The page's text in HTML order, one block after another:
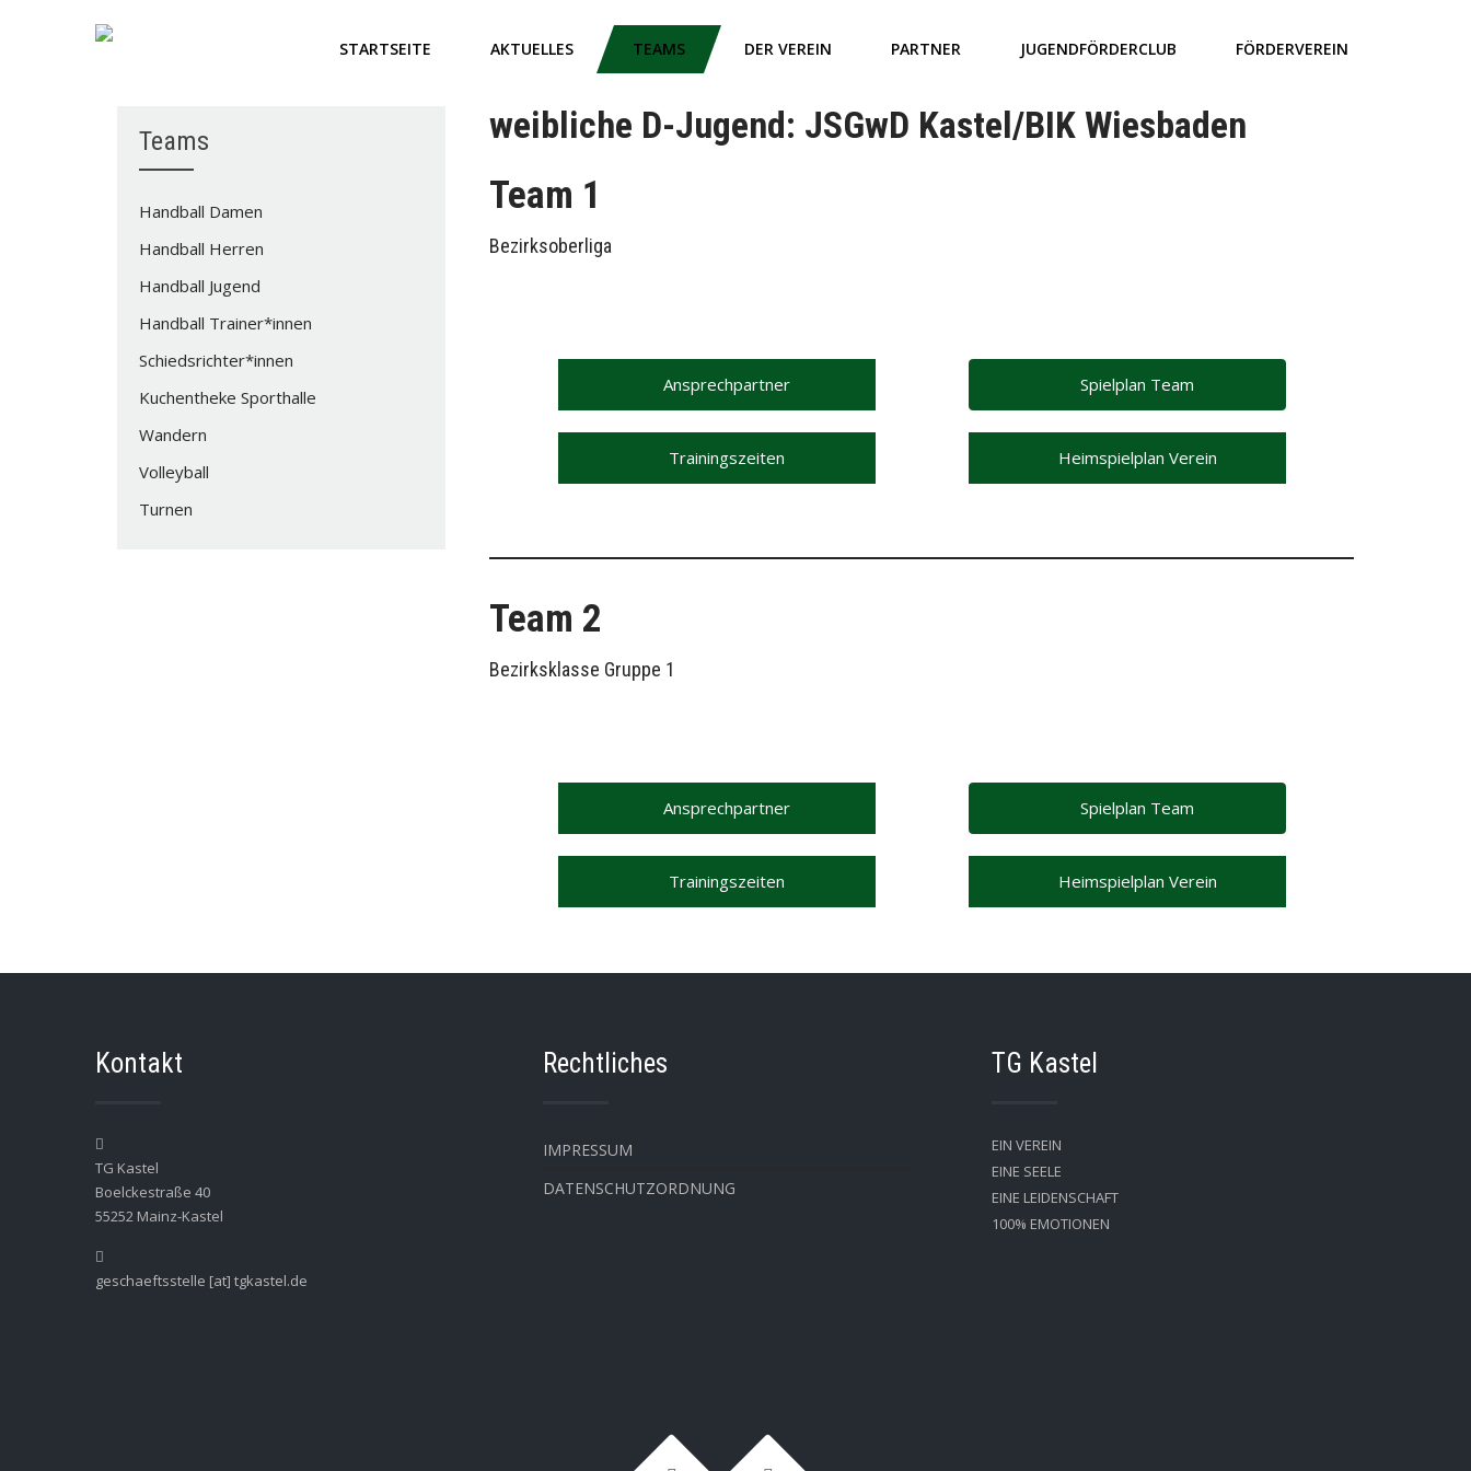
STARTSEITE AKTUELLES TEAMS DER VEREIN PARTNER JUGENDFÖRDERCLUB FÖRDERVEREIN
weibliche D-Jugend: JSGwD Kastel/BIK Wiesbaden
Team 1
Bezirksoberliga
Ansprechpartner
Trainingszeiten
Spielplan Team
Heimspielplan Verein
Team 2
Bezirksklasse Gruppe 1
Ansprechpartner
Trainingszeiten
Spielplan Team
Heimspielplan Verein
Teams
Handball Damen
Handball Herren
Handball Jugend
Handball Trainer*innen
Schiedsrichter*innen
Kuchentheke Sporthalle
Wandern
Volleyball
Turnen
Kontakt
TG Kastel
Boelckestraße 40
55252 Mainz-Kastel
geschaeftsstelle [at] tgkastel.de
Rechtliches
IMPRESSUM
DATENSCHUTZORDNUNG
TG Kastel
EIN VEREIN
EINE SEELE
EINE LEIDENSCHAFT
100% EMOTIONEN